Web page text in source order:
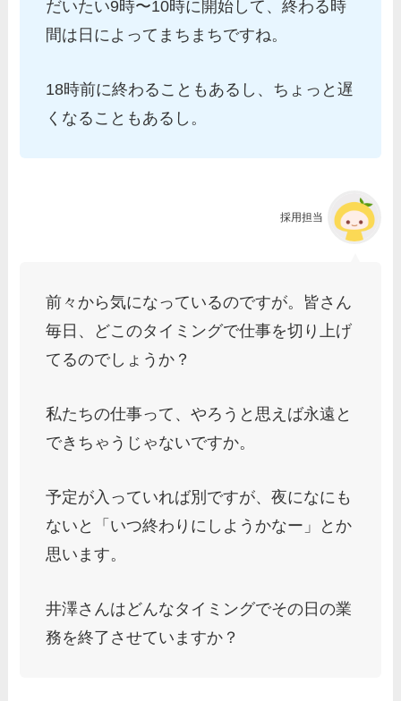
だいたい9時〜10時に開始して、終わる時
間は日によってまちまちですね。
18時前に終わることもあるし、ちょっと遅
くなることもあるし。
採用担当
前々から気になっているのですが。皆さん
毎日、どこのタイミングで仕事を切り上げ
てるのでしょうか？
私たちの仕事って、やろうと思えば永遠と
できちゃうじゃないですか。
予定が入っていれば別ですが、夜になにも
ないと「いつ終わりにしようかなー」とか
思います。
井澤さんはどんなタイミングでその日の業
務を終了させていますか？